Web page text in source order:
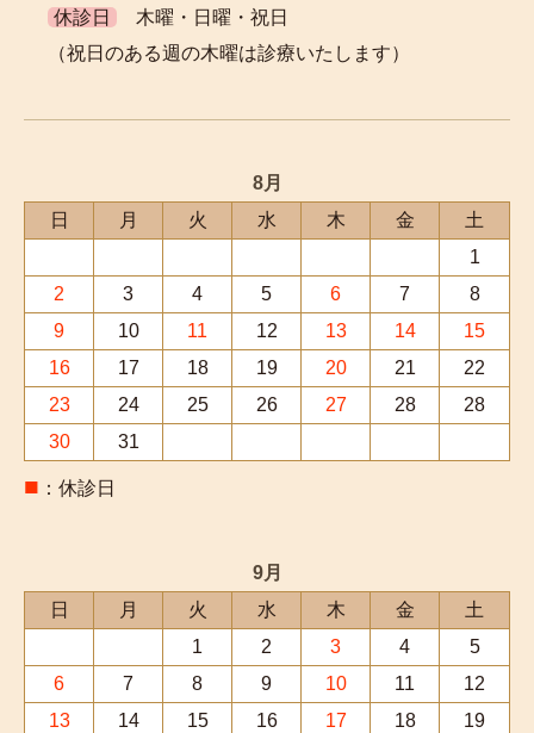
休診日
木曜・日曜・祝日
（祝日のある週の木曜は診療いたします）
8月
日
月 火 水 木 金
土
1
2
3 4 5 6 7
8
9
10 11 12 13 14
15
16
17 18 19 20 21
22
23
24 25 26 27 28
28
30
31
■ ：休診日
9月
日
月 火 水 木 金
土
1
2 3 4
5
6
7 8 9 10 11
12
13
14 15 16 17 18
19